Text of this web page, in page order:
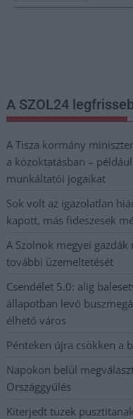
A SZOL24
A Tisza kormány
a közoktatásban –
munkáltatói jogaikat
Sok volt az igazolatlan
kapott, más fideszesek
A Szolnok megyei gazdák
további üzemeltetését
Csendélet 5.0: alig
állapotban levő
élhető város
Pénteken újra csökken a
Napokon belül
Országgyűlés
Kiterjedt tüzek